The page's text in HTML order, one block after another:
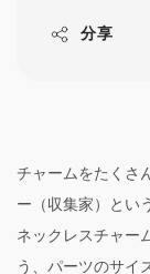
分享
チャームをたくさ
ー（収集家）とい
ネックレスチャー
う、パーツのサイ